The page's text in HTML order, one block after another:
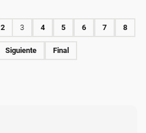
2 3 4 5 6 7 8
Siguiente Final